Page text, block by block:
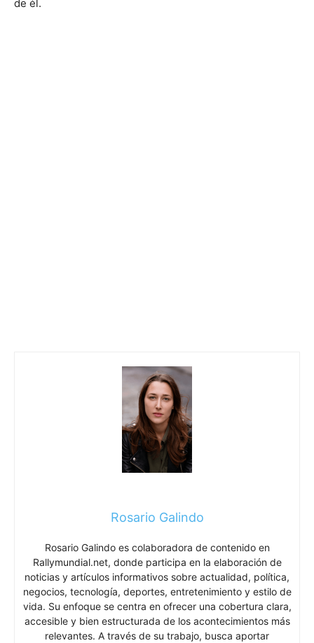
de él.
Rosario Galindo
Rosario Galindo es colaboradora de contenido en
Rallymundial.net, donde participa en la elaboración de
noticias y artículos informativos sobre actualidad, política,
negocios, tecnología, deportes, entretenimiento y estilo de
vida. Su enfoque se centra en ofrecer una cobertura clara,
accesible y bien estructurada de los acontecimientos más
relevantes. A través de su trabajo, busca aportar